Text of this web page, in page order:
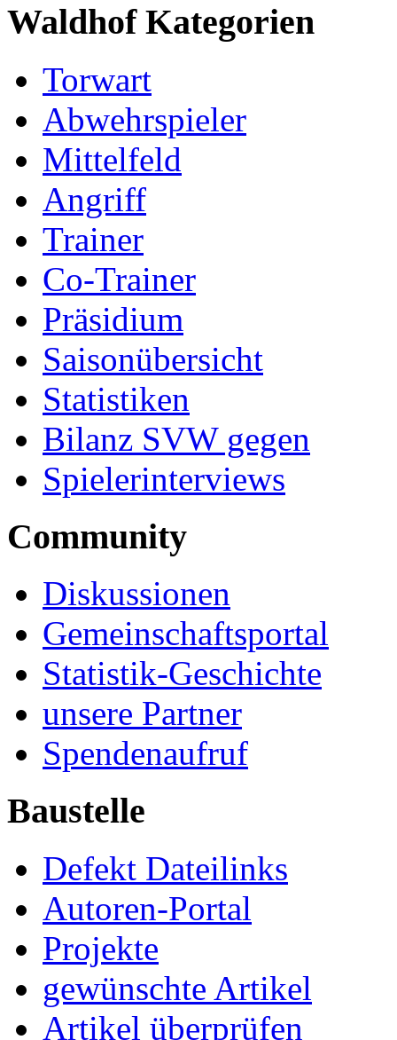
Waldhof Kategorien
Torwart
Abwehrspieler
Mittelfeld
Angriff
Trainer
Co-Trainer
Präsidium
Saisonübersicht
Statistiken
Bilanz SVW gegen
Spielerinterviews
Community
Diskussionen
Gemeinschaftsportal
Statistik-Geschichte
unsere Partner
Spendenaufruf
Baustelle
Defekt Dateilinks
Autoren-Portal
Projekte
gewünschte Artikel
Artikel überprüfen